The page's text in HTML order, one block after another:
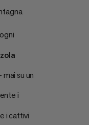
mai su un
i
i cattivi